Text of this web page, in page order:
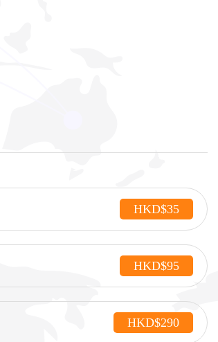
HKD$35
HKD$95
HKD$290